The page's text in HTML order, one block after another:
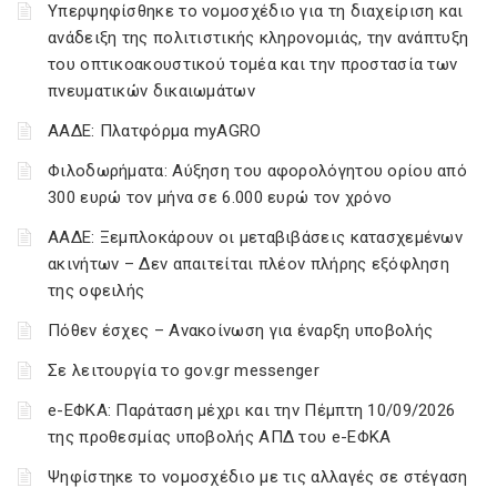
Υπερψηφίσθηκε το νομοσχέδιο για τη διαχείριση και
ανάδειξη της πολιτιστικής κληρονομιάς, την ανάπτυξη
του οπτικοακουστικού τομέα και την προστασία των
πνευματικών δικαιωμάτων
ΑΑΔΕ: Πλατφόρμα myAGRO
Φιλοδωρήματα: Αύξηση του αφορολόγητου ορίου από
300 ευρώ τον μήνα σε 6.000 ευρώ τον χρόνο
ΑΑΔΕ: Ξεμπλοκάρουν οι μεταβιβάσεις κατασχεμένων
ακινήτων – Δεν απαιτείται πλέον πλήρης εξόφληση
της οφειλής
Πόθεν έσχες – Ανακοίνωση για έναρξη υποβολής
Σε λειτουργία το gov.gr messenger
e-ΕΦΚΑ: Παράταση μέχρι και την Πέμπτη 10/09/2026
της προθεσμίας υποβολής ΑΠΔ του e-ΕΦΚΑ
Ψηφίστηκε το νομοσχέδιο με τις αλλαγές σε στέγαση